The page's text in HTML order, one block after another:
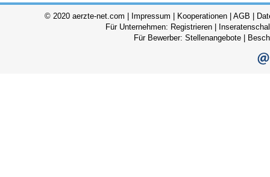
© 2020 aerzte-net.com | Impressum Kooperationen AGB
Für Unternehmen: Registrieren
Für Bewerber: Stellenangebote